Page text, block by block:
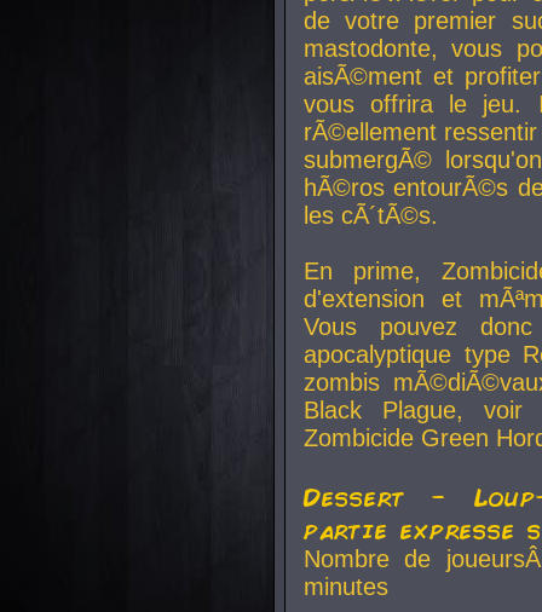
de votre premier
mastodonte, vous
aisÃ©ment et
vous offrira le jeu.
rÃ©ellement
submergÃ©
hÃ©ros entourÃ©s
les cÃ´tÃ©s.
En prime,
d'extension et
Vous pouvez
apocalyptique type
zombis
Black Plague,
Zombicide Green
Dessert -
partie expresse
Nombre de
minutes